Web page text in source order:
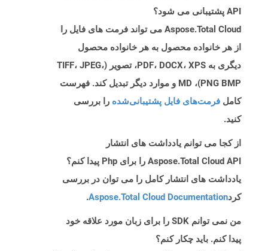
API پشتیبانی می شود؟
Aspose.Total Cloud می تواند فرمت های فایل را
از هر خانواده محصول به هر خانواده محصول
دیگری به PDF، DOCX، XPS، تصویر (TIFF، JPEG،
PNG BMP)، MD و موارد دیگر تبدیل کند. فهرست
کامل فرمت‌های فایل پشتیبانی‌شده را بررسی
کنید.
از کجا می توانم یادداشت های انتشار
Aspose.Total Cloud API را برای Php پیدا کنم؟
یادداشت های انتشار کامل را می توان در بررسی
کردAspose.Total Cloud Documentation
.
من نمی توانم SDK را برای زبان مورد علاقه خود
پیدا کنم. باید چکار کنم؟